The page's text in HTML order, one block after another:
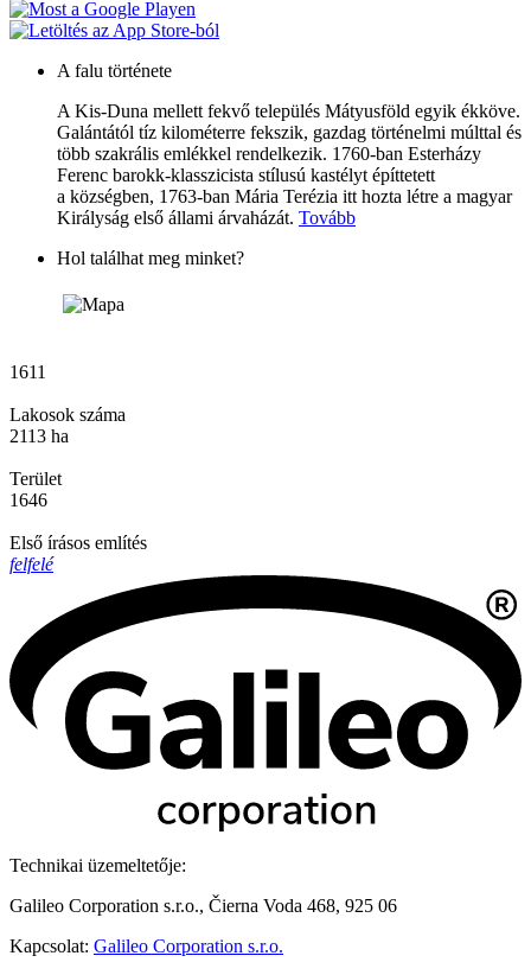
A falu története
A Kis-Duna mellett fekvő település Mátyusföld egyik ékköve.
Galántától tíz kilométerre fekszik, gazdag történelmi múlttal és
több szakrális emlékkel rendelkezik. 1760-ban Esterházy
Ferenc barokk-klasszicista stílusú kastélyt építtetett
a községben, 1763-ban Mária Terézia itt hozta létre a magyar
Királyság első állami árvaházát. Tovább
Hol találhat meg minket?
1611
Lakosok száma
2113 ha
Terület
1646
Első írásos említés
felfelé
Technikai üzemeltetője:
Galileo Corporation s.r.o., Čierna Voda 468, 925 06
Kapcsolat: Galileo Corporation s.r.o.